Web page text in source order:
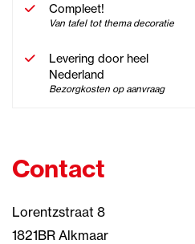
Compleet!
Van tafel tot thema decoratie
Levering door heel
Nederland
Bezorgkosten op aanvraag
Contact
Lorentzstraat 8
1821BR Alkmaar